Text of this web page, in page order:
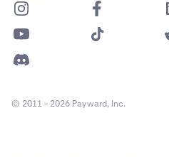
© 2011 - 2026 Payward, Inc.